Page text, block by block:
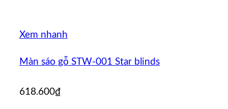
Xem nhanh
Màn sáo gỗ STW-001 Star blinds
618.600₫